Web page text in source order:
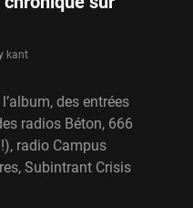
Byline
kant
des entrées
radios Béton, 666
radio Campus
Subintrant Crisis